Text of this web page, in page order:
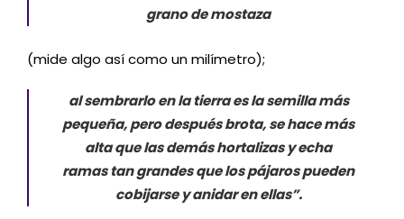
grano de mostaza
(mide algo así como un milímetro);
al sembrarlo en la tierra es la semilla más
pequeña, pero después brota, se hace más
alta que las demás hortalizas y echa
ramas tan grandes que los pájaros pueden
cobijarse y anidar en ellas”.